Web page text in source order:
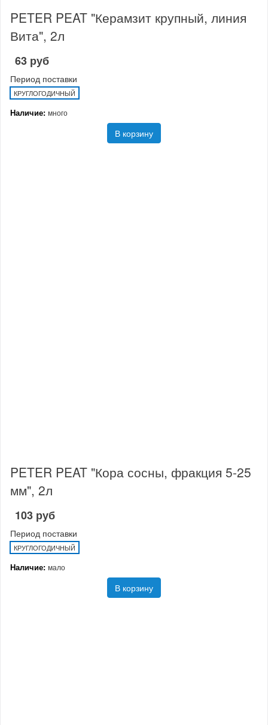
PETER PEAT "Керамзит крупный, линия
Вита", 2л
63 руб
Период поставки
КРУГЛОГОДИЧНЫЙ
Наличие: много
В корзину
PETER PEAT "Кора сосны, фракция 5-25
мм", 2л
103 руб
Период поставки
КРУГЛОГОДИЧНЫЙ
Наличие: мало
В корзину